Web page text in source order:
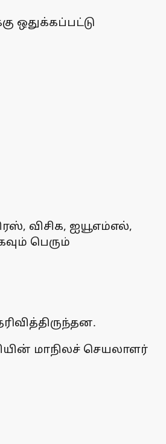
ஒதுக்கப்பட்டு
விசிக, ஐயூஎம்எல்,
பெரும்
மாநிலச் செயலாளர்